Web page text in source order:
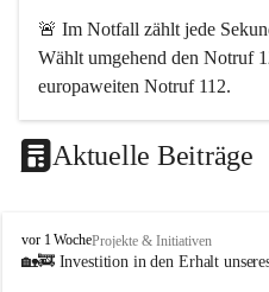
🚨 Im Notfall zählt jede
Wählt umgehend den Notruf
europaweiten Notruf 112.
Werde Teil
mit Sinn suchst –
Aktuelle Beiträge
F
r
vor 1 WocheProjekte & Initiativen
🏡🚒 Investition in den Erhalt